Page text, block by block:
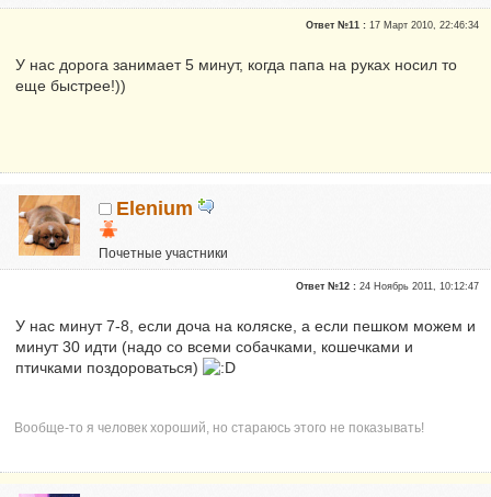
Ответ №11 :17 Март 2010, 22:46:34
У нас дорога занимает 5 минут, когда папа на руках носил то
еще быстрее!))
Elenium
Почетные участники
Ответ №12 :24 Ноябрь 2011, 10:12:47
У нас минут 7-8, если доча на коляске, а если пешком можем и
минут 30 идти (надо со всеми собачками, кошечками и
птичками поздороваться)
Вообще-то я человек хороший, но стараюсь этого не показывать!